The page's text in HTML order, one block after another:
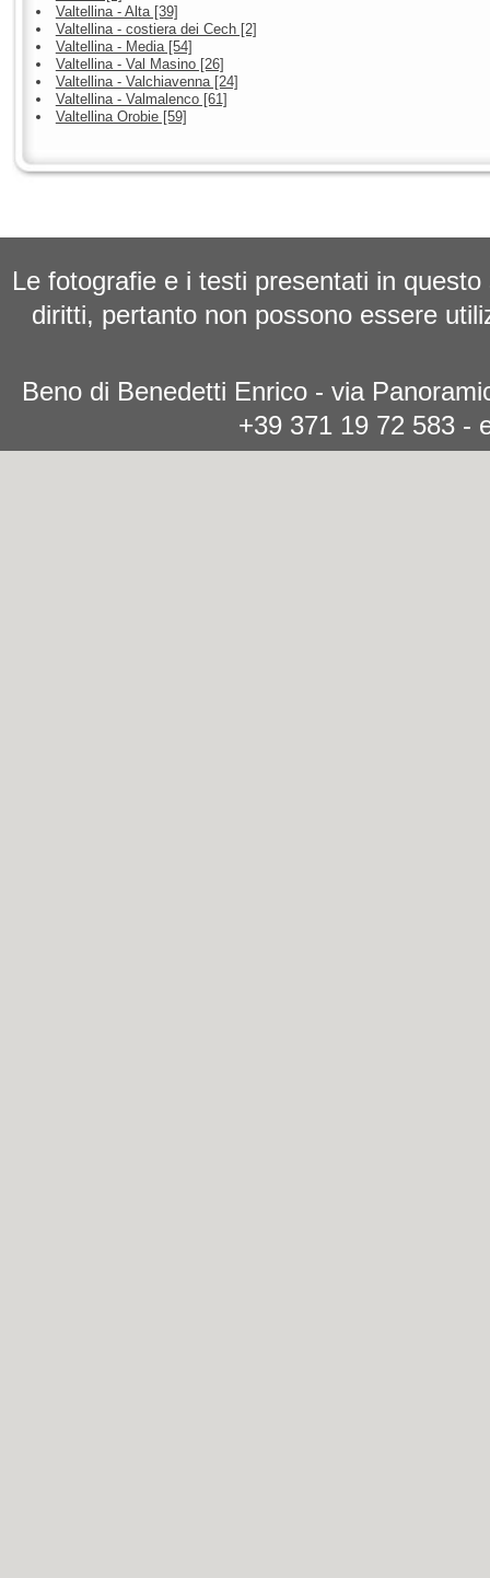
Valtellina - Alta [39]
Valtellina - costiera dei Cech [2]
Valtellina - Media [54]
Valtellina - Val Masino [26]
Valtellina - Valchiavenna [24]
Valtellina - Valmalenco [61]
Valtellina Orobie [59]
Le fotografie e i testi presentati in
diritti, pertanto non possono essere
Beno di Benedetti Enrico - via
+39 371 19 72 583 -